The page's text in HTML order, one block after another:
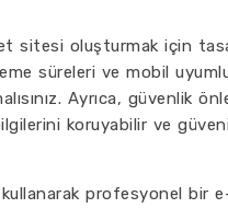
oluşturmak için
süreleri ve mobil
Ayrıca, güvenlik
koruyabilir ve
profesyonel bir